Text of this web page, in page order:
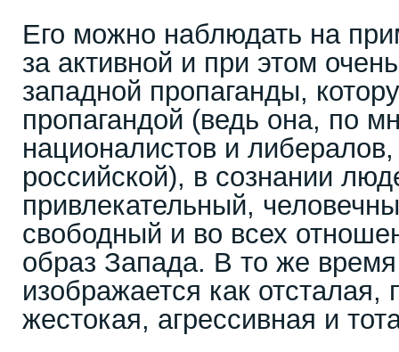
Его можно наблюдать на
за активной и при этом
западной пропаганды,
пропагандой (ведь она, по
националистов и
российской), в сознании
привлекательный,
свободный и во всех
образ Запада. В то же
изображается как отсталая,
жестокая, агрессивная и